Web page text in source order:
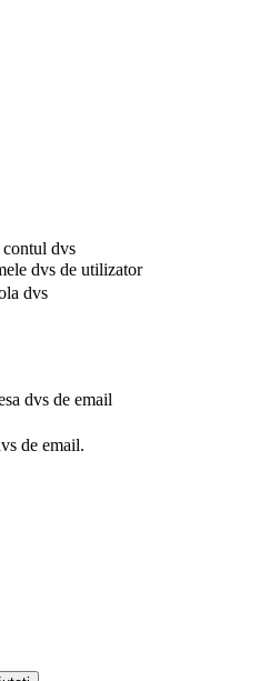
dvs
dvs de utilizator
dvs
dvs de email
de email.